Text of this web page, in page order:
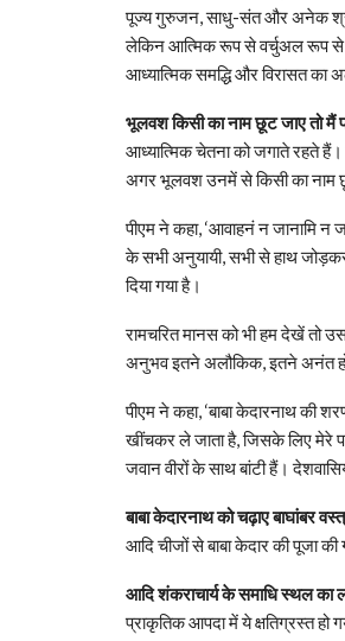
पूज्य गुरुजन, साधु-संत और अनेक
लेकिन आत्मिक रूप से वर्चुअल रूप से वे
आध्यात्मिक समद्धि और विरासत का
भूलवश किसी का नाम छूट जाए तो मैं
आध्यात्मिक चेतना को जगाते रहते
अगर भूलवश उनमें से किसी का नाम
पीएम ने कहा, ‘आवाहनं न जानामि न
के सभी अनुयायी, सभी से हाथ जोड़कर
दिया गया है।
रामचरित मानस को भी हम देखें तो
अनुभव इतने अलौकिक, इतने अनंत
पीएम ने कहा, ‘बाबा केदारनाथ
खींचकर ले जाता है, जिसके लिए मेरे
जवान वीरों के साथ बांटी हैं।
बाबा केदारनाथ को चढ़ाए बाघांबर
आदि चीजों से बाबा केदार की पूजा की
आदि शंकराचार्य के समाधि स्थल का
प्राकृतिक आपदा में ये क्षतिग्रस्त हो